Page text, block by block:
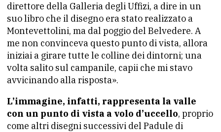
direttore della Galleria degli Uffizi, a dire in un
suo libro che il disegno era stato realizzato a
Montevettolini, ma dal poggio del Belvedere. A
me non convinceva questo punto di vista, allora
iniziai a girare tutte le colline dei dintorni; una
volta salito sul campanile, capii che mi stavo
avvicinando alla risposta».
L’immagine, infatti, rappresenta la valle
con un punto di vista a volo d’uccello, proprio
come altri disegni successivi del Padule di